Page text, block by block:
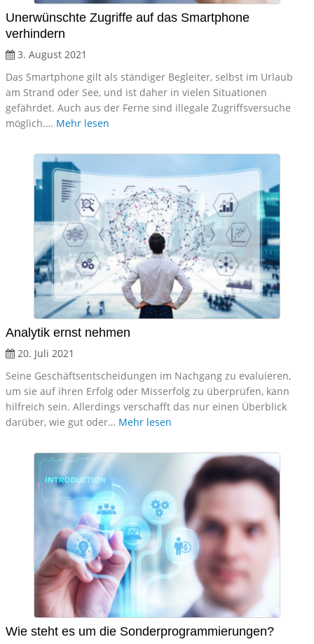
Unerwünschte Zugriffe auf das Smartphone
verhindern
3. August 2021
Das Smartphone gilt als ständiger Begleiter, selbst im Urlaub
am Strand oder See, und ist daher in vielen Situationen
gefährdet. Auch aus der Ferne sind illegale Zugriffsversuche
möglich.… Mehr lesen
Analytik ernst nehmen
20. Juli 2021
Seine Geschäftsentscheidungen im Nachgang zu evaluieren,
um sie auf ihren Erfolg oder Misserfolg zu überprüfen, kann
hilfreich sein. Allerdings verschafft das nur einen Überblick
darüber, wie gut oder… Mehr lesen
Wie steht es um die Sonderprogrammierungen?